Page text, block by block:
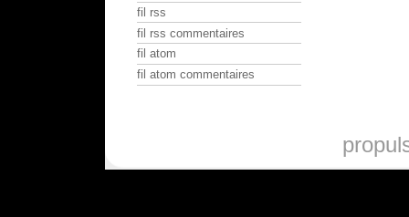
fil rss
fil rss commentaires
fil atom
fil atom commentaires